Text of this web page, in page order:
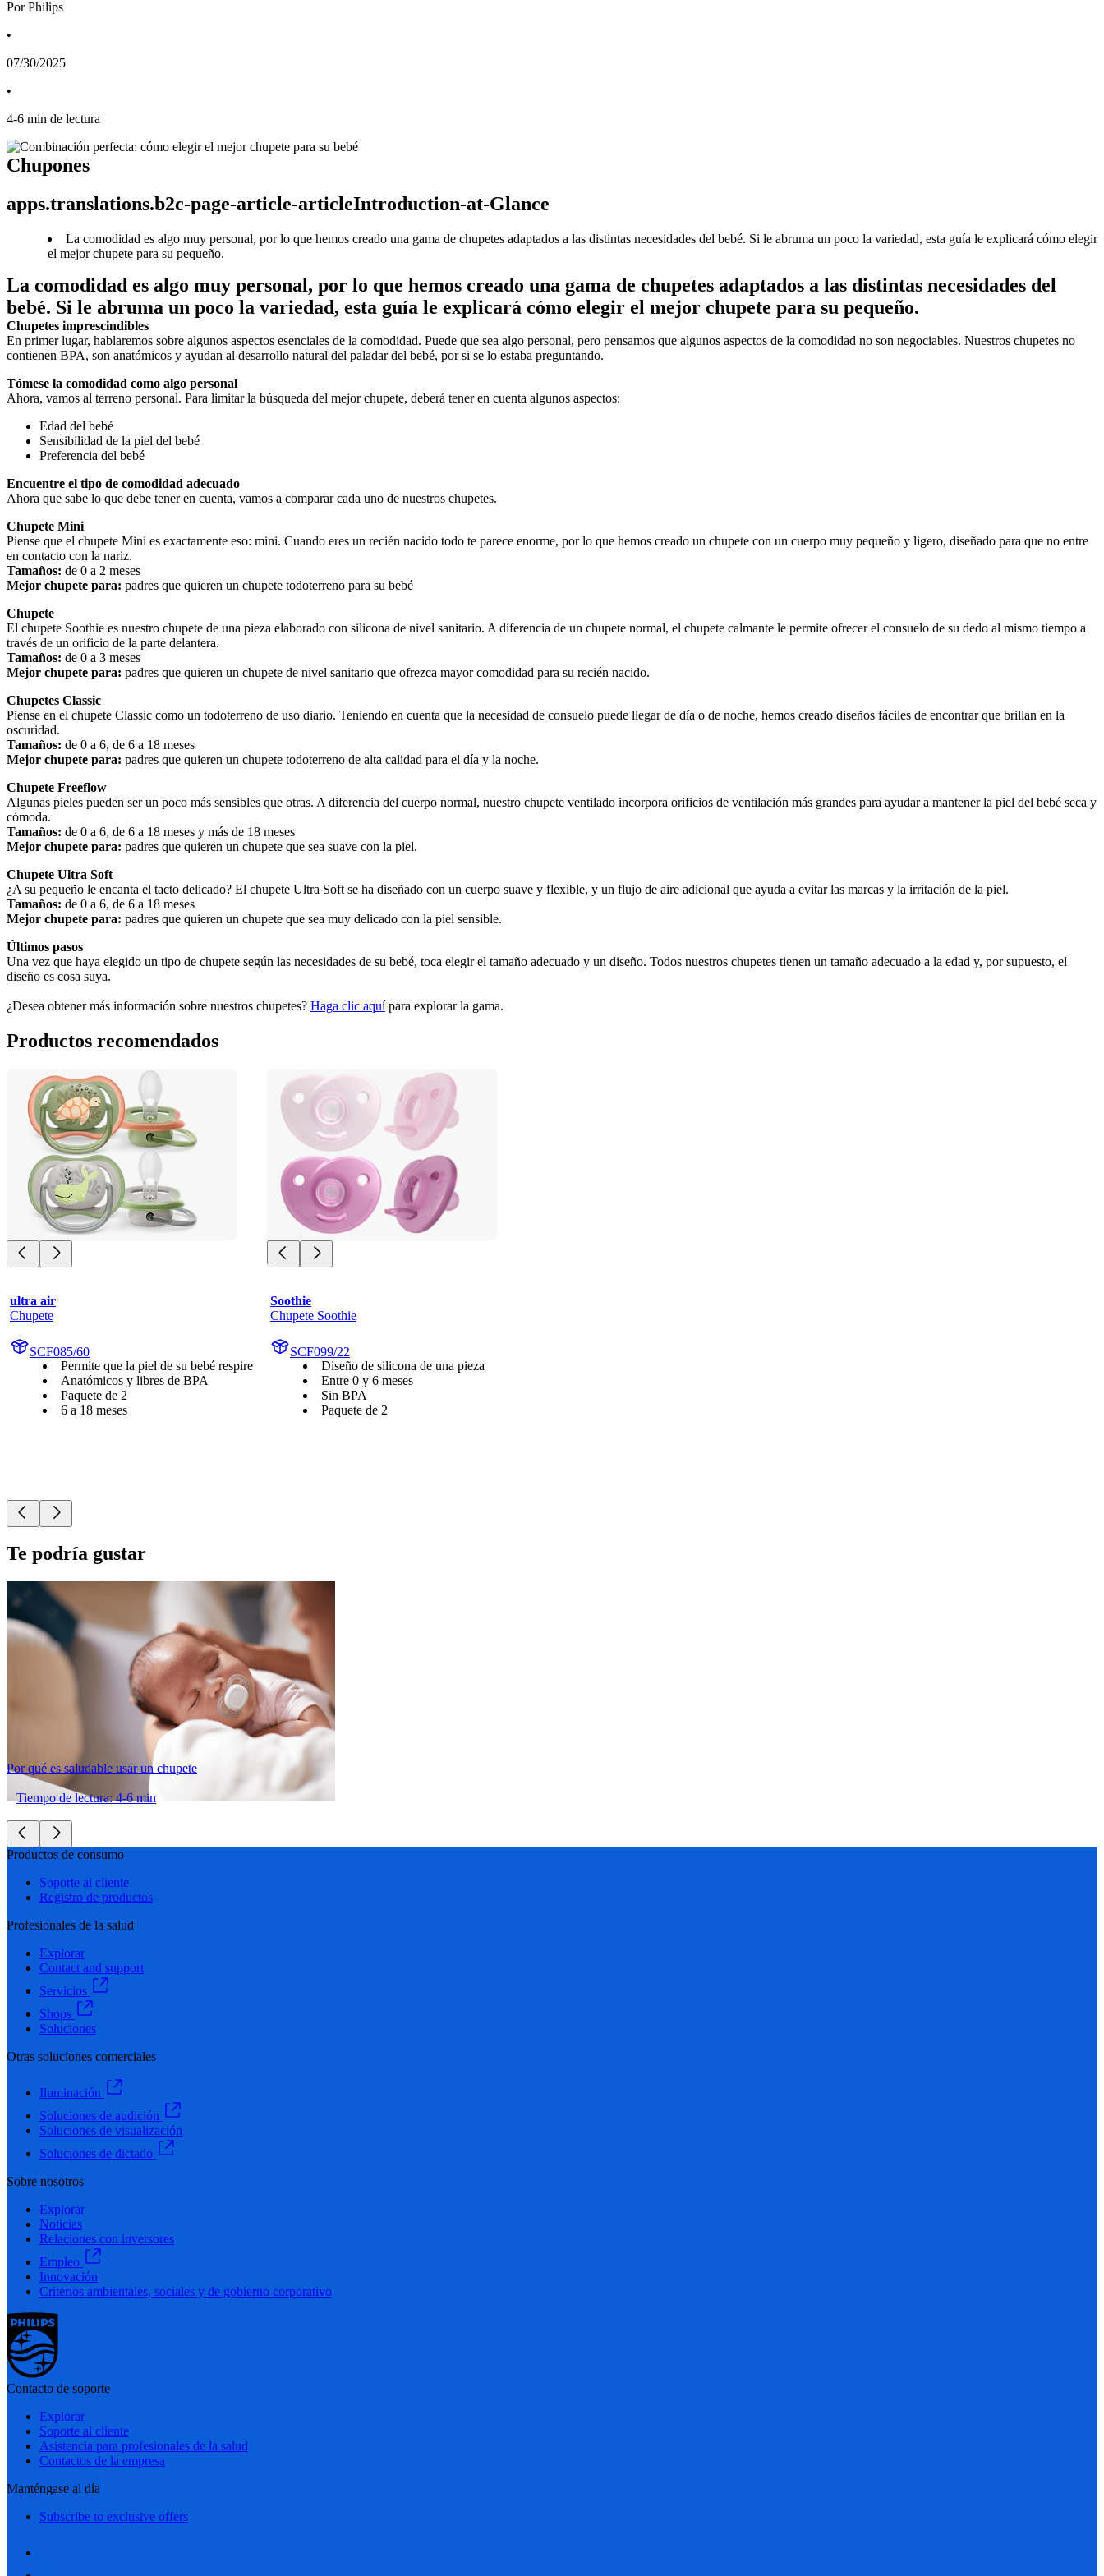
Por Philips
•
07/30/2025
•
4-6 min de lectura
Chupones
apps.translations.b2c-page-article-articleIntroduction-at-Glance
La comodidad es algo muy personal, por lo que hemos creado una gama de chupetes adaptados a las distintas necesidades del bebé. Si le abruma un poco la variedad, esta guía le explicará cómo elegir
el mejor chupete para su pequeño.
La comodidad es algo muy personal, por lo que hemos creado una gama de chupetes adaptados a las distintas necesidades del
bebé. Si le abruma un poco la variedad, esta guía le explicará cómo elegir el mejor chupete para su pequeño.
Chupetes imprescindibles
En primer lugar, hablaremos sobre algunos aspectos esenciales de la comodidad. Puede que sea algo personal, pero pensamos que algunos aspectos de la comodidad no son negociables. Nuestros chupetes no
contienen BPA, son anatómicos y ayudan al desarrollo natural del paladar del bebé, por si se lo estaba preguntando.
Tómese la comodidad como algo personal
Ahora, vamos al terreno personal. Para limitar la búsqueda del mejor chupete, deberá tener en cuenta algunos aspectos:
Edad del bebé
Sensibilidad de la piel del bebé
Preferencia del bebé
Encuentre el tipo de comodidad adecuado
Ahora que sabe lo que debe tener en cuenta, vamos a comparar cada uno de nuestros chupetes.
Chupete Mini
Piense que el chupete Mini es exactamente eso: mini. Cuando eres un recién nacido todo te parece enorme, por lo que hemos creado un chupete con un cuerpo muy pequeño y ligero, diseñado para que no entre
en contacto con la nariz.
Tamaños: de 0 a 2 meses
Mejor chupete para: padres que quieren un chupete todoterreno para su bebé
Chupete
El chupete Soothie es nuestro chupete de una pieza elaborado con silicona de nivel sanitario. A diferencia de un chupete normal, el chupete calmante le permite ofrecer el consuelo de su dedo al mismo tiempo a
través de un orificio de la parte delantera.
Tamaños: de 0 a 3 meses
Mejor chupete para: padres que quieren un chupete de nivel sanitario que ofrezca mayor comodidad para su recién nacido.
Chupetes Classic
Piense en el chupete Classic como un todoterreno de uso diario. Teniendo en cuenta que la necesidad de consuelo puede llegar de día o de noche, hemos creado diseños fáciles de encontrar que brillan en la
oscuridad.
Tamaños: de 0 a 6, de 6 a 18 meses
Mejor chupete para: padres que quieren un chupete todoterreno de alta calidad para el día y la noche.
Chupete Freeflow
Algunas pieles pueden ser un poco más sensibles que otras. A diferencia del cuerpo normal, nuestro chupete ventilado incorpora orificios de ventilación más grandes para ayudar a mantener la piel del bebé seca y
cómoda.
Tamaños: de 0 a 6, de 6 a 18 meses y más de 18 meses
Mejor chupete para: padres que quieren un chupete que sea suave con la piel.
Chupete Ultra Soft
¿A su pequeño le encanta el tacto delicado? El chupete Ultra Soft se ha diseñado con un cuerpo suave y flexible, y un flujo de aire adicional que ayuda a evitar las marcas y la irritación de la piel.
Tamaños: de 0 a 6, de 6 a 18 meses
Mejor chupete para: padres que quieren un chupete que sea muy delicado con la piel sensible.
Últimos pasos
Una vez que haya elegido un tipo de chupete según las necesidades de su bebé, toca elegir el tamaño adecuado y un diseño. Todos nuestros chupetes tienen un tamaño adecuado a la edad y, por supuesto, el
diseño es cosa suya.
¿Desea obtener más información sobre nuestros chupetes? Haga clic aquí para explorar la gama.
Productos recomendados
ultra air
Chupete
SCF085/60
Permite que la piel de su bebé respire
Anatómicos y libres de BPA
Paquete de 2
6 a 18 meses
Soothie
Chupete Soothie
SCF099/22
Diseño de silicona de una pieza
Entre 0 y 6 meses
Sin BPA
Paquete de 2
Te podría gustar
Por qué es saludable usar un chupete
Tiempo de lectura: 4-6 min
Productos de consumo
Soporte al cliente
Registro de productos
Profesionales de la salud
Explorar
Contact and support
Servicios
Shops
Soluciones
Otras soluciones comerciales
Iluminación
Soluciones de audición
Soluciones de visualización
Soluciones de dictado
Sobre nosotros
Explorar
Noticias
Relaciones con inversores
Empleo
Innovación
Criterios ambientales, sociales y de gobierno corporativo
Contacto de soporte
Explorar
Soporte al cliente
Asistencia para profesionales de la salud
Contactos de la empresa
Manténgase al día
Subscribe to exclusive offers